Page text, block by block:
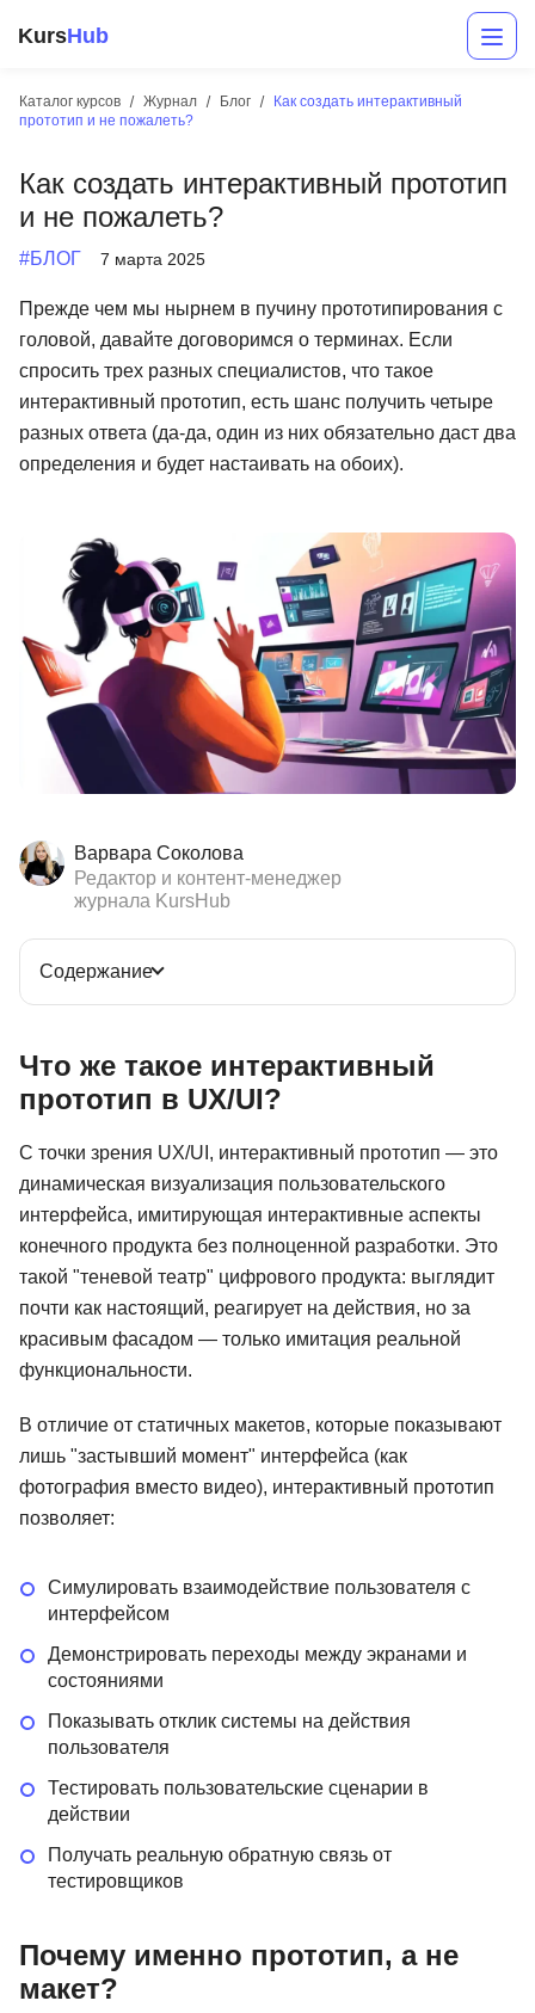
KursHub
Каталог курсов Журнал Блог
Как создать интерактивный
прототип и не пожалеть?
Как создать интерактивный прототип
и не пожалеть?
#БЛОГ 7 марта 2025
Прежде чем мы нырнем в пучину прототипирования с
головой, давайте договоримся о терминах. Если
спросить трех разных специалистов, что такое
интерактивный прототип, есть шанс получить четыре
разных ответа (да-да, один из них обязательно даст два
определения и будет настаивать на обоих).
Варвара Соколова
Редактор и контент-менеджер
журнала KursHub
Содержание
Что же такое интерактивный
прототип в UX/UI?
С точки зрения UX/UI, интерактивный прототип — это
динамическая визуализация пользовательского
интерфейса, имитирующая интерактивные аспекты
конечного продукта без полноценной разработки. Это
такой "теневой театр" цифрового продукта: выглядит
почти как настоящий, реагирует на действия, но за
красивым фасадом — только имитация реальной
функциональности.
В отличие от статичных макетов, которые показывают
лишь "застывший момент" интерфейса (как
фотография вместо видео), интерактивный прототип
позволяет:
Симулировать взаимодействие пользователя с
интерфейсом
Демонстрировать переходы между экранами и
состояниями
Показывать отклик системы на действия
пользователя
Тестировать пользовательские сценарии в
действии
Получать реальную обратную связь от
тестировщиков
Почему именно прототип, а не
макет?
Разработка
Маркетинг
Дизайн
Аналитика
Иностранные языки
Soft Skills
ДПО
Детям
Акции и промокоды